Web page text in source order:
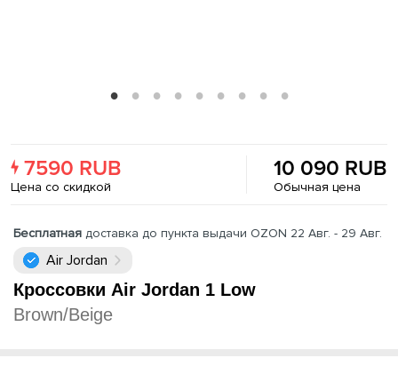
7590 RUB
Цена со скидкой
10 090 RUB
Обычная цена
Бесплатная доставка до пункта выдачи OZON 22 Авг. - 29 Авг.
Air Jordan
Кроссовки Air Jordan 1 Low
Brown/Beige